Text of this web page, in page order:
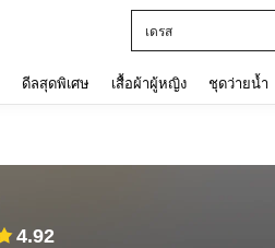
เดรส
ดีลสุดพิเศษ เสื้อผ้าผู้หญิง ชุดว่ายน้ำ
4.92